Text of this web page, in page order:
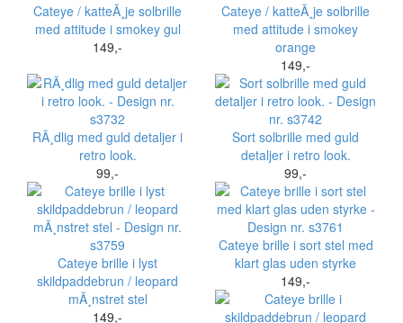
Cateye / katteÃ¸je solbrille
med attitude i smokey gul
149,-
Cateye / katteÃ¸je solbrille
med attitude i smokey
orange
149,-
RÃ¸dlig med guld detaljer i
retro look.
99,-
Sort solbrille med guld
detaljer i retro look.
99,-
Cateye brille i lyst
skildpaddebrun / leopard
mÃ¸nstret stel
149,-
Cateye brille i sort stel med
klart glas uden styrke
149,-